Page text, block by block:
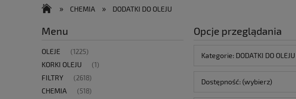
» CHEMIA » DODATKI DO OLEJU
Menu
OLEJE (1225)
KORKI OLEJU (1)
FILTRY (2618)
CHEMIA (518)
Opcje przeglądania
Kategorie: DODATKI DO OLEJU
Dostępność: (wybierz)